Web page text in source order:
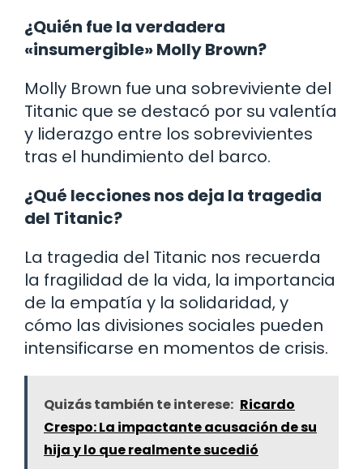
¿Quién fue la verdadera
«insumergible» Molly Brown?
Molly Brown fue una sobreviviente del
Titanic que se destacó por su valentía
y liderazgo entre los sobrevivientes
tras el hundimiento del barco.
¿Qué lecciones nos deja la tragedia
del Titanic?
La tragedia del Titanic nos recuerda
la fragilidad de la vida, la importancia
de la empatía y la solidaridad, y
cómo las divisiones sociales pueden
intensificarse en momentos de crisis.
Quizás también te interese: Ricardo
Crespo: La impactante acusación de su
hija y lo que realmente sucedió